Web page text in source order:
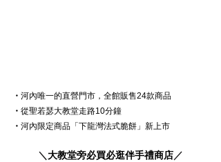
・ 河內唯一的直營門市，全館販售24款商品
・ 從聖若瑟大教堂走路10分鐘
・ 河內限定商品「下龍灣法式脆餅」新上市
＼大教堂旁必買必逛伴手禮商店／